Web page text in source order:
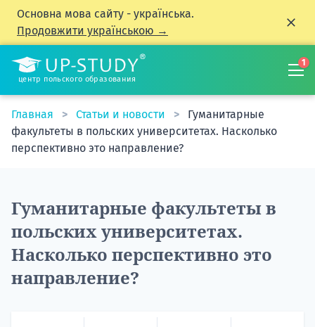
Основна мова сайту - українська.
Продовжити українською →
центр польского образования
1
Главная Статьи и новости
Гуманитарные
факультеты в польских университетах. Насколько
перспективно это направление?
Гуманитарные факультеты в
польских университетах.
Насколько перспективно это
направление?